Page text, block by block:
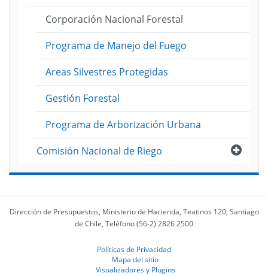
Corporación Nacional Forestal
Programa de Manejo del Fuego
Areas Silvestres Protegidas
Gestión Forestal
Programa de Arborización Urbana
Abrir
Comisión Nacional de Riego
Dirección de Presupuestos, Ministerio de Hacienda, Teatinos 120, Santiago
de Chile, Teléfono (56-2) 2826 2500
Políticas de Privacidad
Mapa del sitio
Visualizadores y Plugins